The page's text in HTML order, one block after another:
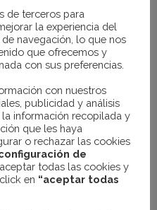
de terceros para
la experiencia del
navegación, lo que nos
que ofrecemos y
con sus preferencias.
con nuestros
publicidad y análisis
información recopilada y
que les haya
o rechazar las cookies
de
todas las cookies y
en “aceptar todas